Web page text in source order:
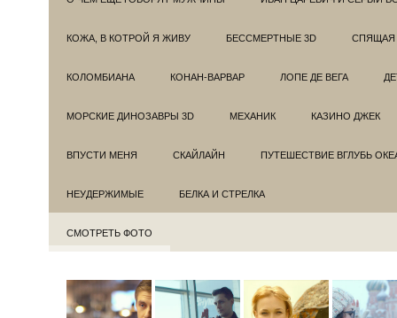
КОЖА, В КОТРОЙ Я ЖИВУ БЕССМЕРТНЫЕ 3D СПЯЩАЯ
КОЛОМБИАНА КОНАН-ВАРВАР ЛОПЕ ДЕ ВЕГА
МОРСКИЕ ДИНОЗАВРЫ 3D МЕХАНИК КАЗИНО ДЖЕК
ВПУСТИ МЕНЯ СКАЙЛАЙН ПУТЕШЕСТВИЕ ВГЛУБЬ
НЕУДЕРЖИМЫЕ БЕЛКА И СТРЕЛКА
СМОТРЕТЬ ФОТО